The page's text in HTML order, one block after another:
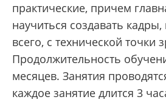
практические, причем
научиться создавать
всего, с технической точки
Продолжительность
месяцев. Занятия
каждое занятие длится 3